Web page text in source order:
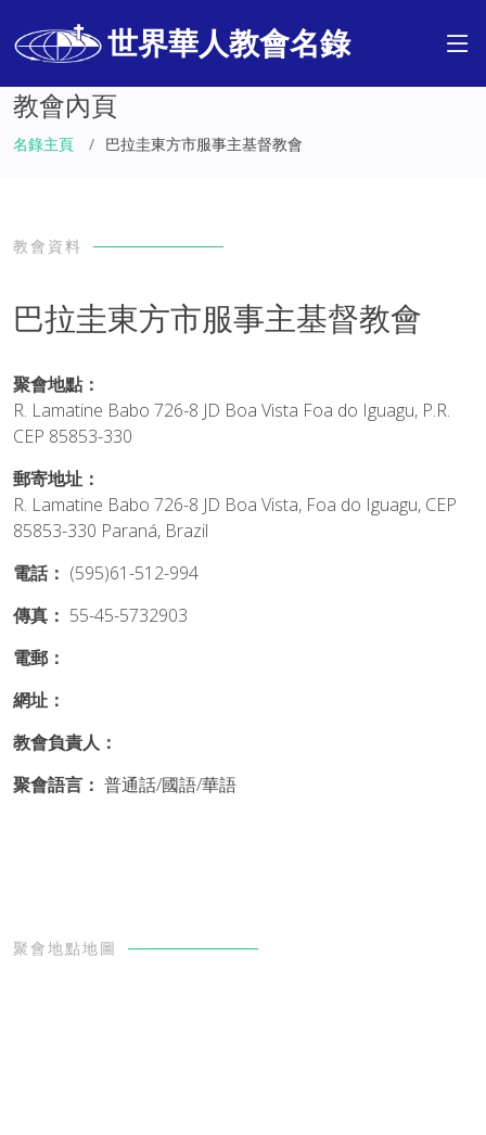
世界華人教會名錄
教會內頁
名錄主頁 巴拉圭東方市服事主基督教會
教會資料
巴拉圭東方市服事主基督教會
聚會地點：
R. Lamatine Babo 726-8 JD Boa Vista Foa do Iguagu, P.R.
CEP 85853-330
郵寄地址：
R. Lamatine Babo 726-8 JD Boa Vista, Foa do Iguagu, CEP
85853-330 Paraná, Brazil
電話： (595)61-512-994
傳真： 55-45-5732903
電郵：
網址：
教會負責人：
聚會語言： 普通話/國語/華語
聚會地點地圖